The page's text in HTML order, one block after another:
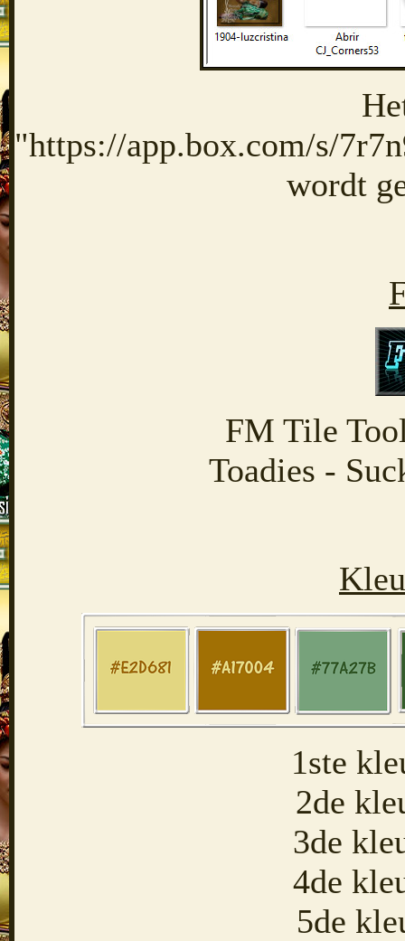
"https://app.box.com/s/
wordt
FM Tile
Toadies -
1ste
2de
3de
4de
5de